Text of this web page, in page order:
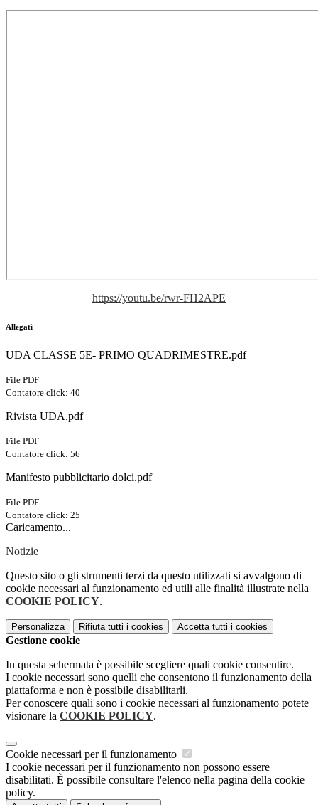
https://youtu.be/rwr-FH2APE
Allegati
UDA CLASSE 5E- PRIMO QUADRIMESTRE.pdf
File PDF
Contatore click: 40
Rivista UDA.pdf
File PDF
Contatore click: 56
Manifesto pubblicitario dolci.pdf
File PDF
Contatore click: 25
Caricamento...
Notizie
Questo sito o gli strumenti terzi da questo utilizzati si avvalgono di
cookie necessari al funzionamento ed utili alle finalità illustrate nella
COOKIE POLICY.
Personalizza Rifiuta tutti i cookies Accetta tutti i cookies
Gestione cookie
In questa schermata è possibile scegliere quali cookie consentire.
I cookie necessari sono quelli che consentono il funzionamento della
piattaforma e non è possibile disabilitarli.
Per conoscere quali sono i cookie necessari al funzionamento potete
visionare la COOKIE POLICY.
Cookie necessari per il funzionamento
I cookie necessari per il funzionamento non possono essere
disabilitati. È possibile consultare l'elenco nella pagina della cookie
policy.